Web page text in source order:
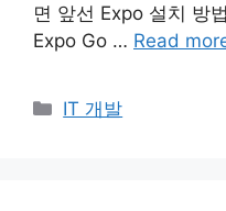
면 앞선 Expo 설치 방
Expo Go … Read
Categories
IT 개발